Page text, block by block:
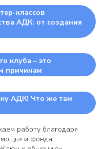
классов
АДК: от создания
клуба – это
причинам
АДК! Что же там
работу благодаря
и фонда